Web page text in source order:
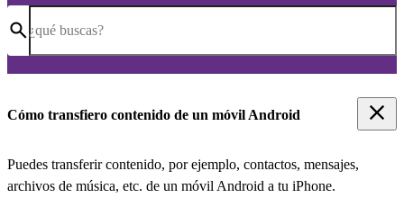
¿qué buscas?
Cómo transfiero contenido de un móvil Android
Puedes transferir contenido, por ejemplo, contactos, mensajes,
archivos de música, etc. de un móvil Android a tu iPhone.